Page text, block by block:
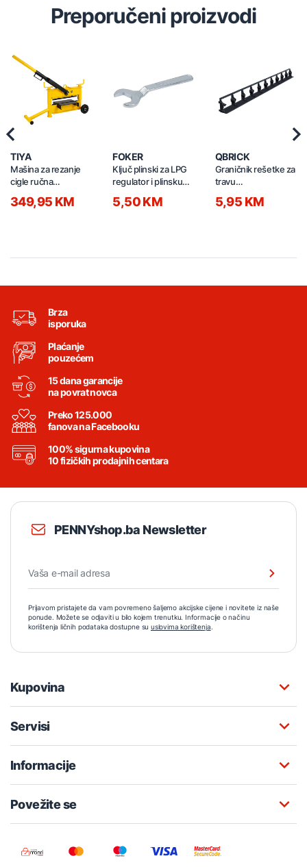
Preporučeni proizvodi
TIYA
Mašina za rezanje
cigle ručna
349,95 KM
FOKER
Ključ plinski za LPG
regulator i plinsku
5,50 KM
QBRICK
Graničnik rešetke za
travu
crni
5,95 KM
Brza
isporuka
Plaćanje
pouzećem
15 dana garancije
na povrat novca
Preko 125.000
fanova na Facebooku
100% sigurna kupovina
10 fizičkih prodajnih centara
PENNYshop.ba Newsletter
Prijavom pristajete da vam povremeno šaljemo akcijske cijene i novitete iz naše
ponude. Možete se odjaviti u bilo kojem trenutku. Informacije o načinu
korištenja ličnih podataka dostupne su uslovima korištenja.
Kupovina
Servisi
Informacije
Povežite se